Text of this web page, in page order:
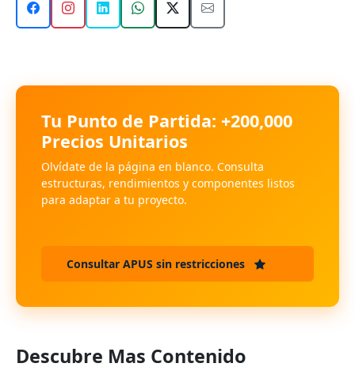
Tu Punto de Partida: +200,000
Precios Unitarios
Olvídate de la página en blanco. Consulta
estructuras, rendimientos y componentes listos
para adaptar a tu proyecto.
Consultar APUS sin restricciones
Descubre Mas Contenido